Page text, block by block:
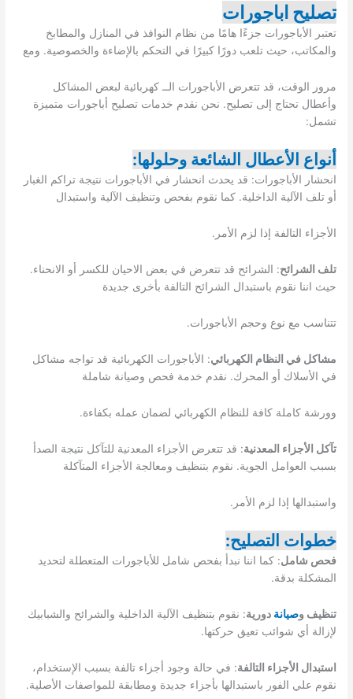
تصليح اباجورات
تعتبر الأباجورات جزءًا هامًا من نظام النوافذ في المنازل والمطابخ
والمكاتب، حيث تلعب دورًا كبيرًا في التحكم بالإضاءة والخصوصية. ومع
مرور الوقت، قد تتعرض الأباجورات الــ كهربائية لبعض المشاكل
وأعطال تحتاج إلى تصليح. نحن نقدم خدمات تصليح أباجورات متميزة
تشمل:
أنواع الأعطال الشائعة وحلولها:
انحشار الأباجورات: قد يحدث انحشار في الأباجورات نتيجة تراكم الغبار
أو تلف الآلية الداخلية. كما نقوم بفحص وتنظيف الآلية واستبدال
الأجزاء التالفة إذا لزم الأمر.
تلف الشرائح: الشرائح قد تتعرض في بعض الاحيان للكسر أو الانحناء.
حيث اننا نقوم باستبدال الشرائح التالفة بأخرى جديدة
تتناسب مع نوع وحجم الأباجورات.
مشاكل في النظام الكهربائي: الأباجورات الكهربائية قد تواجه مشاكل
في الأسلاك أو المحرك. نقدم خدمة فحص وصيانة شاملة
وورشة كاملة كافة للنظام الكهربائي لضمان عمله بكفاءة.
تآكل الأجزاء المعدنية: قد تتعرض الأجزاء المعدنية للتآكل نتيجة الصدأ
بسبب العوامل الجوية. نقوم بتنظيف ومعالجة الأجزاء المتآكلة
واستبدالها إذا لزم الأمر.
خطوات التصليح:
فحص شامل: كما اننا نبدأ بفحص شامل للأباجورات المتعطلة لتحديد
المشكلة بدقة.
تنظيف وصيانةدورية: نقوم بتنظيف الآلية الداخلية والشرائح والشبابيك
لإزالة أي شوائب تعيق حركتها.
استبدال الأجزاء التالفة: في حالة وجود أجزاء تالفة بسبب الإستخدام،
نقوم علي الفور باستبدالها بأجزاء جديدة ومطابقة للمواصفات الأصلية.